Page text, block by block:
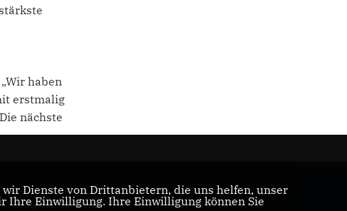
haben
erstmalig
nächste
Mitgliederbereich
Dienste von Drittanbietern, die uns helfen, unser
Ihre Einwilligung. Ihre Einwilligung können Sie